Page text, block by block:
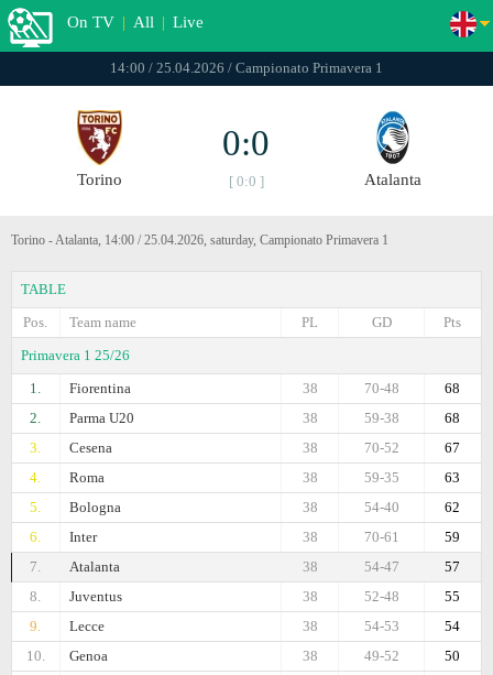
On TV | All | Live
14:00 / 25.04.2026 / Campionato Primavera 1
Torino
0:0
[ 0:0 ] Atalanta
Torino - Atalanta, 14:00 / 25.04.2026, saturday, Campionato Primavera 1
TABLE
Pos.
Team name Pts
GD
PL
Primavera 1 25/26
1.
Fiorentina 68
70-48
38
2.
Parma U20 68
59-38
38
3.
Cesena 67
70-52
38
4.
Roma 63
59-35
38
5.
Bologna 62
54-40
38
6.
Inter 59
70-61
38
7.
Atalanta 57
54-47
38
8.
Juventus 55
52-48
38
9.
Lecce 54
54-53
38
10.
Genoa 50
49-52
38